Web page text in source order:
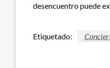
desencuentro puede
Etiquetado: